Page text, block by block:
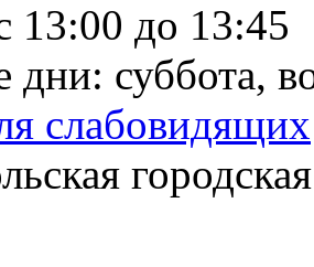
13:00 до 13:45
суббота,
слабовидящих